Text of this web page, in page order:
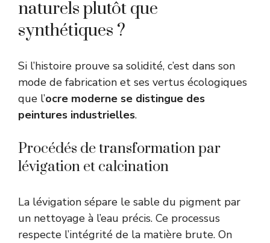
naturels plutôt que
synthétiques ?
Si l’histoire prouve sa solidité, c’est dans son
mode de fabrication et ses vertus écologiques
que l’ocre moderne se distingue des
peintures industrielles.
Procédés de transformation par
lévigation et calcination
La lévigation sépare le sable du pigment par
un nettoyage à l’eau précis. Ce processus
respecte l’intégrité de la matière brute. On